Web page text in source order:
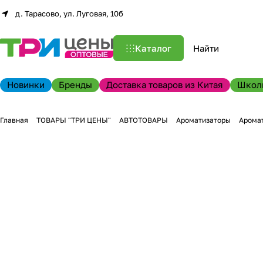
д. Тарасово, ул. Луговая, 10б
Каталог
Новинки Бренды Доставка товаров из Китая
Главная ТОВАРЫ "ТРИ ЦЕНЫ" АВТОТОВАРЫ Ароматизаторы